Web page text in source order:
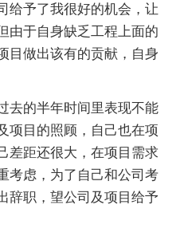
给予了我很好的机会，让
由于自身缺乏工程上面的
目做出该有的贡献，自身
去的半年时间里表现不能
项目的照顾，自己也在项
差距还很大，在项目需求
考虑，为了自己和公司考
辞职，望公司及项目给予